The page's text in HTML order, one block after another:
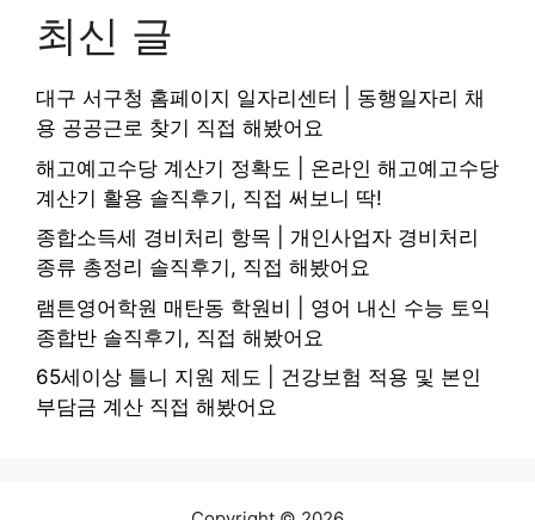
최신 글
대구 서구청 홈페이지 일자리센터 | 동행일자리 채
용 공공근로 찾기 직접 해봤어요
해고예고수당 계산기 정확도 | 온라인 해고예고수당
계산기 활용 솔직후기, 직접 써보니 딱!
종합소득세 경비처리 항목 | 개인사업자 경비처리
종류 총정리 솔직후기, 직접 해봤어요
램튼영어학원 매탄동 학원비 | 영어 내신 수능 토익
종합반 솔직후기, 직접 해봤어요
65세이상 틀니 지원 제도 | 건강보험 적용 및 본인
부담금 계산 직접 해봤어요